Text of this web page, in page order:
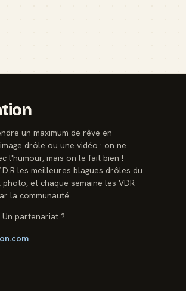
un maximum de rêve en
drôle ou une vidéo : on ne
l'humour, mais on le fait bien !
les meilleures blagues drôles du
photo, et chaque semaine les VDR
la communauté.
partenariat ?